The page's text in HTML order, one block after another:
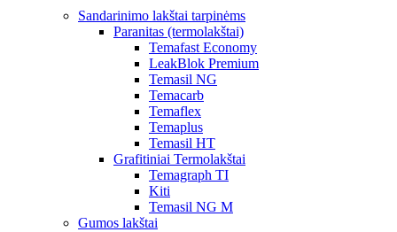
Sandarinimo lakštai tarpinėms
Paranitas (termolakštai)
Temafast Economy
LeakBlok Premium
Temasil NG
Temacarb
Temaflex
Temaplus
Temasil HT
Grafitiniai Termolakštai
Temagraph TI
Kiti
Temasil NG M
Gumos lakštai